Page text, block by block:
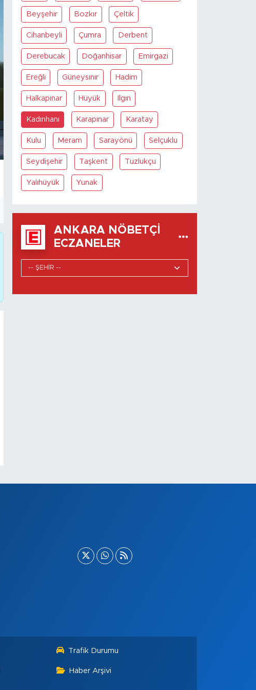
Beyşehir Bozkır Çeltik
Cihanbeyli Çumra Derbent
Derebucak Doğanhisar Emirgazi
Ereğli Güneysınır Hadim
Halkapınar Hüyük Ilgın
Kadınhanı Karapınar Karatay
Kulu Meram Sarayönü Selçuklu
Seydişehir Taşkent Tuzlukçu
Yalıhüyük Yunak
ANKARA NÖBETÇI
ECZANELER
Trafik Durumu
Haber Arşivi